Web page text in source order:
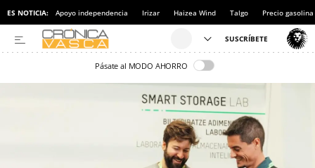
ES NOTICIA: Apoyo independencia Irizar Haizea Wind Talgo Precio gasolina
Pásate al MODO AHORRO